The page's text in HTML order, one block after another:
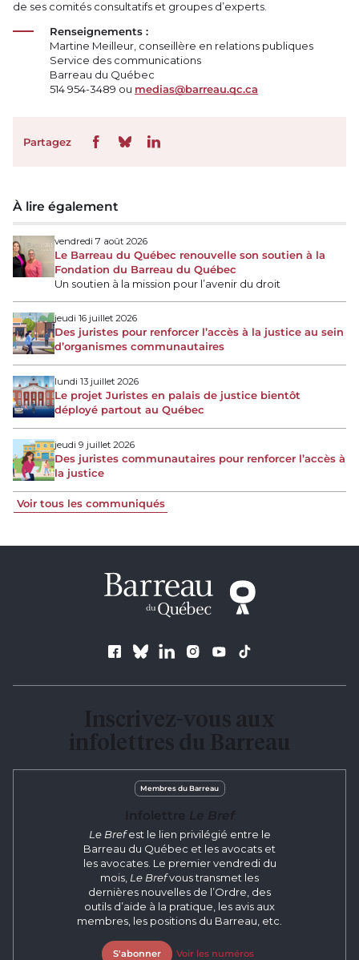
de ses comités consultatifs et groupes d’experts.
Renseignements :
Martine Meilleur, conseillère en relations publiques
Service des communications
Barreau du Québec
514 954-3489 ou medias@barreau.qc.ca
Partagez
À lire également
vendredi 7 août 2026
Le Barreau du Québec renouvelle son soutien à la
Fondation du Barreau du Québec
Un soutien à la mission pour l’avenir du droit
jeudi 16 juillet 2026
Des juristes pour renforcer l’accès à la justice au sein
d’organismes communautaires
lundi 13 juillet 2026
Le projet Juristes en palais de justice bientôt
déployé partout au Québec
jeudi 9 juillet 2026
Des juristes communautaires pour renforcer l’accès à
la justice
Voir tous les communiqués
Suivez le Barreau
Membres du Barreau
Le Brefest le lien privilégié entre le
Barreau du Québec et les avocats et
les avocates. Le premier vendredi du
mois, Le Brefvous transmet les
dernières nouvelles de l’Ordre, des
outils d’aide à la pratique, les avis aux
membres, les positions du Barreau, etc.
S'abonner Voir les numéros